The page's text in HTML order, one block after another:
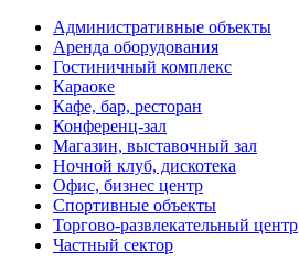
Административные объекты
Аренда оборудования
Гостиничный комплекс
Караоке
Кафе, бар, ресторан
Конференц-зал
Магазин, выставочный зал
Ночной клуб, дискотека
Офис, бизнес центр
Спортивные объекты
Торгово-развлекательный центр
Частный сектор